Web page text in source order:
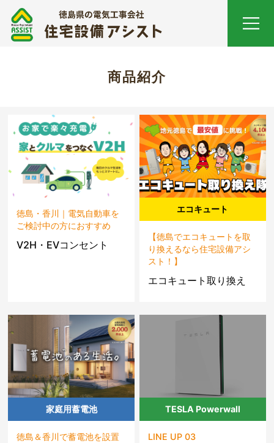
商品紹介
徳島・香川｜電気自動車を
ご検討中の方におすすめ
V2H・EVコンセント
エコキュート
【徳島でエコキュートを取
り換えるなら住宅設備アシ
スト！】
エコキュート取り換え
家庭用蓄電池
徳島＆香川で蓄電池を設置
TESLA Powerwall
LINE UP 03